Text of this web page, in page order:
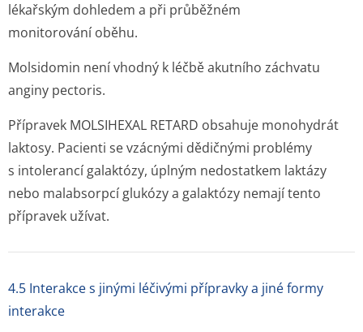
lékařským dohledem a při průběžném
monitorování oběhu.
Molsidomin není vhodný k léčbě akutního záchvatu
anginy pectoris.
Přípravek MOLSIHEXAL RETARD obsahuje monohydrát
laktosy. Pacienti se vzácnými dědičnými problémy
s intolerancí galaktózy, úplným nedostatkem laktázy
nebo malabsorpcí glukózy a galaktózy nemají tento
přípravek užívat.
4.5 Interakce s jinými léčivými přípravky a jiné formy
interakce